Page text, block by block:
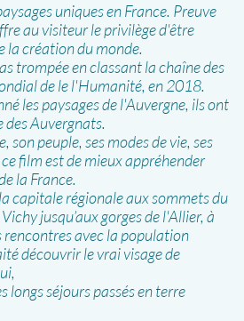
uniques en France. Preuve
au visiteur le privilège d'être
la création du monde.
trompée en classant la chaîne des
de le l'Humanité, en 2018.
les paysages de l'Auvergne, ils ont
des Auvergnats.
son peuple, ses modes de vie, ses
film est de mieux appréhender
la France.
capitale régionale aux sommets du
jusqu’aux gorges de l'Allier, à
rencontres avec la population
découvrir le vrai visage de
longs séjours passés en terre